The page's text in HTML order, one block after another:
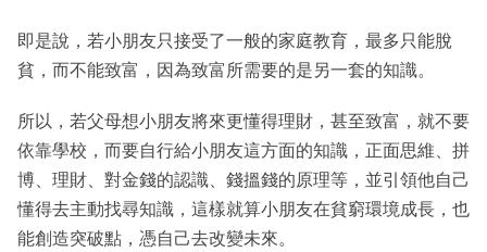
即是說，若小朋友只接受了一般的家庭教育，最多只能脫
貧，而不能致富，因為致富所需要的是另一套的知識。
所以，若父母想小朋友將來更懂得理財，甚至致富，就不要
依靠學校，而要自行給小朋友這方面的知識，正面思維、拼
博、理財、對金錢的認識、錢搵錢的原理等，並引領他自己
懂得去主動找尋知識，這樣就算小朋友在貧窮環境成長，也
能創造突破點，憑自己去改變未來。